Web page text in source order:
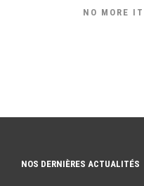
NO MORE
NOS DERNIÈRES ACTUALITÉS